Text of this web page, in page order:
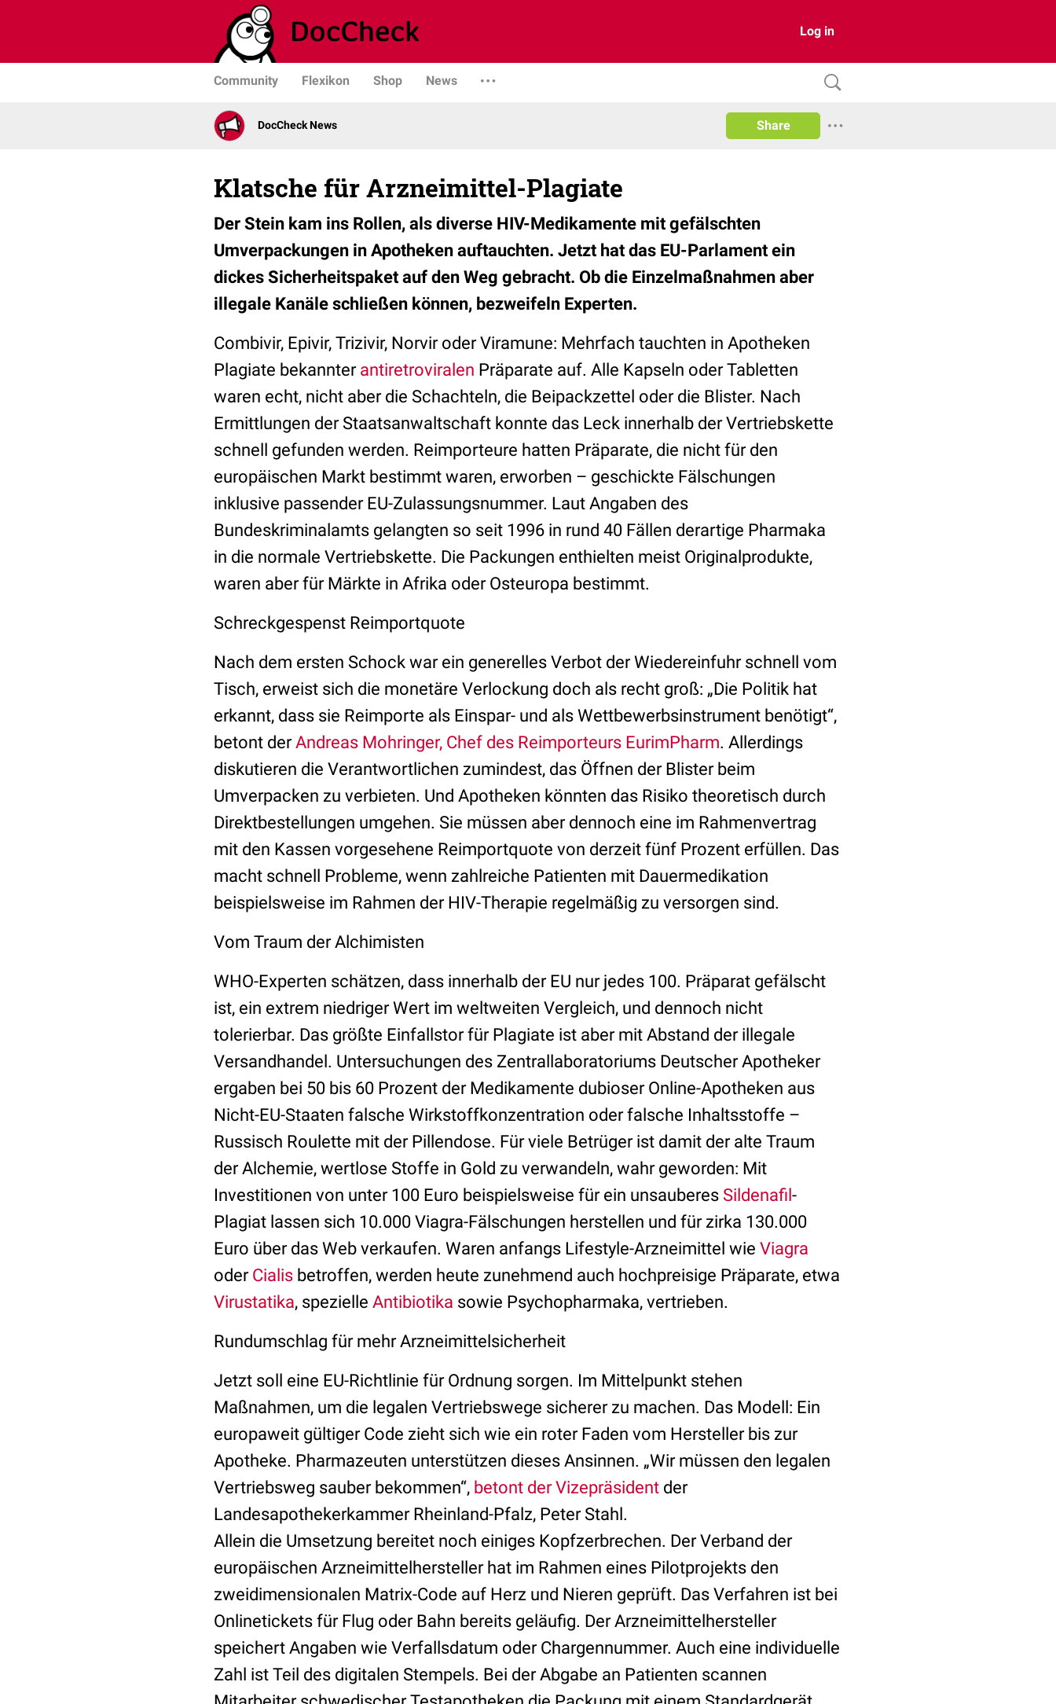
Log in
Community Flexikon Shop News
DocCheck News Share
Klatsche für Arzneimittel-Plagiate
Der Stein kam ins Rollen, als diverse HIV-Medikamente mit gefälschten
Umverpackungen in Apotheken auftauchten. Jetzt hat das EU-Parlament ein
dickes Sicherheitspaket auf den Weg gebracht. Ob die Einzelmaßnahmen aber
illegale Kanäle schließen können, bezweifeln Experten.
Combivir, Epivir, Trizivir, Norvir oder Viramune: Mehrfach tauchten in Apotheken
Plagiate bekannter antiretroviralen Präparate auf. Alle Kapseln oder Tabletten
waren echt, nicht aber die Schachteln, die Beipackzettel oder die Blister. Nach
Ermittlungen der Staatsanwaltschaft konnte das Leck innerhalb der Vertriebskette
schnell gefunden werden. Reimporteure hatten Präparate, die nicht für den
europäischen Markt bestimmt waren, erworben – geschickte Fälschungen
inklusive passender EU-Zulassungsnummer. Laut Angaben des
Bundeskriminalamts gelangten so seit 1996 in rund 40 Fällen derartige Pharmaka
in die normale Vertriebskette. Die Packungen enthielten meist Originalprodukte,
waren aber für Märkte in Afrika oder Osteuropa bestimmt.
Schreckgespenst Reimportquote
Nach dem ersten Schock war ein generelles Verbot der Wiedereinfuhr schnell vom
Tisch, erweist sich die monetäre Verlockung doch als recht groß: „Die Politik hat
erkannt, dass sie Reimporte als Einspar- und als Wettbewerbsinstrument benötigt“,
betont derAndreas Mohringer, Chef des Reimporteurs EurimPharm. Allerdings
diskutieren die Verantwortlichen zumindest, das Öffnen der Blister beim
Umverpacken zu verbieten. Und Apotheken könnten das Risiko theoretisch durch
Direktbestellungen umgehen. Sie müssen aber dennoch eine im Rahmenvertrag
mit den Kassen vorgesehene Reimportquote von derzeit fünf Prozent erfüllen. Das
macht schnell Probleme, wenn zahlreiche Patienten mit Dauermedikation
beispielsweise im Rahmen der HIV-Therapie regelmäßig zu versorgen sind.
Vom Traum der Alchimisten
WHO-Experten schätzen, dass innerhalb der EU nur jedes 100. Präparat gefälscht
ist, ein extrem niedriger Wert im weltweiten Vergleich, und dennoch nicht
tolerierbar. Das größte Einfallstor für Plagiate ist aber mit Abstand der illegale
Versandhandel. Untersuchungen des Zentrallaboratoriums Deutscher Apotheker
ergaben bei 50 bis 60 Prozent der Medikamente dubioser Online-Apotheken aus
Nicht-EU-Staaten falsche Wirkstoffkonzentration oder falsche Inhaltsstoffe –
Russisch Roulette mit der Pillendose. Für viele Betrüger ist damit der alte Traum
der Alchemie, wertlose Stoffe in Gold zu verwandeln, wahr geworden: Mit
Investitionen von unter 100 Euro beispielsweise für ein unsauberes Sildenafil-
Plagiat lassen sich 10.000 Viagra-Fälschungen herstellen und für zirka 130.000
Euro über das Web verkaufen. Waren anfangs Lifestyle-Arzneimittel wie Viagra
oder Cialis betroffen, werden heute zunehmend auch hochpreisige Präparate, etwa
Virustatika, spezielle Antibiotika sowie Psychopharmaka, vertrieben.
Rundumschlag für mehr Arzneimittelsicherheit
Jetzt soll eine EU-Richtlinie für Ordnung sorgen. Im Mittelpunkt stehen
Maßnahmen, um die legalen Vertriebswege sicherer zu machen. Das Modell: Ein
europaweit gültiger Code zieht sich wie ein roter Faden vom Hersteller bis zur
Apotheke. Pharmazeuten unterstützen dieses Ansinnen. „Wir müssen den legalen
Vertriebsweg sauber bekommen“, betont der Vizepräsident der
Landesapothekerkammer Rheinland-Pfalz, Peter Stahl.
Allein die Umsetzung bereitet noch einiges Kopfzerbrechen. Der Verband der
europäischen Arzneimittelhersteller hat im Rahmen eines Pilotprojekts den
zweidimensionalen Matrix-Code auf Herz und Nieren geprüft. Das Verfahren ist bei
Onlinetickets für Flug oder Bahn bereits geläufig. Der Arzneimittelhersteller
speichert Angaben wie Verfallsdatum oder Chargennummer. Auch eine individuelle
Zahl ist Teil des digitalen Stempels. Bei der Abgabe an Patienten scannen